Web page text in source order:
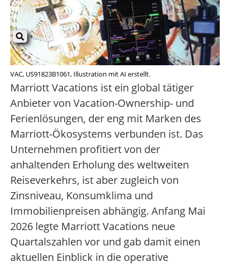
VAC, US91823B1061, Illustration mit AI erstellt.
Marriott Vacations ist ein global tätiger
Anbieter von Vacation-Ownership- und
Ferienlösungen, der eng mit Marken des
Marriott-Ökosystems verbunden ist. Das
Unternehmen profitiert von der
anhaltenden Erholung des weltweiten
Reiseverkehrs, ist aber zugleich von
Zinsniveau, Konsumklima und
Immobilienpreisen abhängig. Anfang Mai
2026 legte Marriott Vacations neue
Quartalszahlen vor und gab damit einen
aktuellen Einblick in die operative